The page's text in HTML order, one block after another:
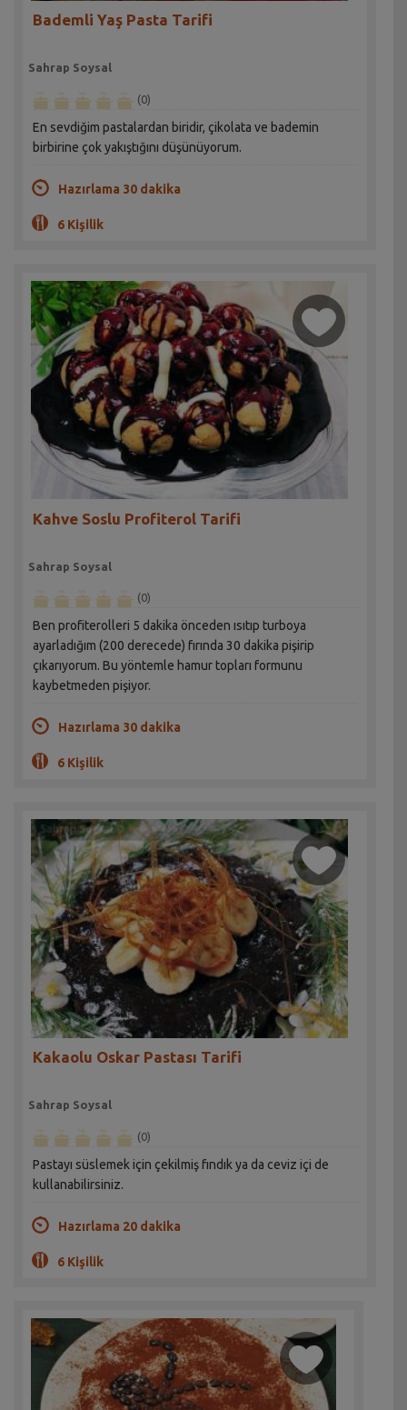
Bademli Yaş Pasta Tarifi
Sahrap Soysal
(0)
En sevdiğim pastalardan biridir, çikolata ve bademin
birbirine çok yakıştığını düşünüyorum.
Hazırlama 30 dakika
6 Kişilik
Kahve Soslu Profiterol Tarifi
Sahrap Soysal
(0)
Ben profiterolleri 5 dakika önceden ısıtıp turboya
ayarladığım (200 derecede) fırında 30 dakika pişirip
çıkarıyorum. Bu yöntemle hamur topları formunu
kaybetmeden pişiyor.
Hazırlama 30 dakika
6 Kişilik
Kakaolu Oskar Pastası Tarifi
Sahrap Soysal
(0)
Pastayı süslemek için çekilmiş fındık ya da ceviz içi de
kullanabilirsiniz.
Hazırlama 20 dakika
6 Kişilik